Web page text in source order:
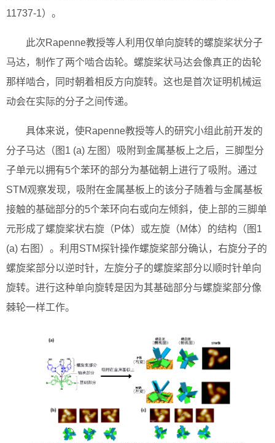
11737-1）。
此次Rapenne教授等人利用仅单向旋转的螺旋桨状分子
马达，制作了两个啮合齿轮。螺旋桨状马达会像真正的齿轮
那样啮合，同时朝着相反方向旋转。这也是首次证明机械运
动会在实际的分子之间传递。
具体来说，使Rapenne教授等人的研究小组此前开发的
分子马达（图1 (a) 左图）吸附到金属基板上之后，三脚型分
子单元以拥有5个苯环的部分为基础朝上进行了吸附。通过
STM观察发现，吸附在金属基板上的该分子随着与金属基板
接触的基础部分的5个苯环向右或向左倾斜，使上部的三脚单
元形成了螺旋桨状右旋（P体）或左旋（M体）的结构（图1
(a) 右图）。利用STM探针操作螺旋桨部分确认，右旋分子的
螺旋桨部分以逆时针，左旋分子的螺旋桨部分以顺时针单向
旋转。进行这种单向旋转是因为其基础部分与螺旋桨部分像
棘轮一样工作。